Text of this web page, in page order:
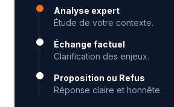
Analyse expert
Étude de votre contexte.
Échange factuel
Clarification des enjeux.
Proposition ou Refus
Réponse claire et honnête.